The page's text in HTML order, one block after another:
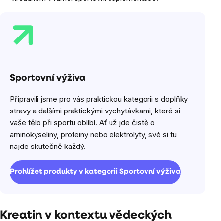
Sportovní výživa
Připravili jsme pro vás praktickou kategorii s doplňky
stravy a dalšími praktickými vychytávkami, které si
vaše tělo při sportu oblíbí. Ať už jde čistě o
aminokyseliny, proteiny nebo elektrolyty, své si tu
najde skutečně každý.
Prohlížet produkty v kategorii Sportovní výživa
Kreatin v kontextu vědeckých